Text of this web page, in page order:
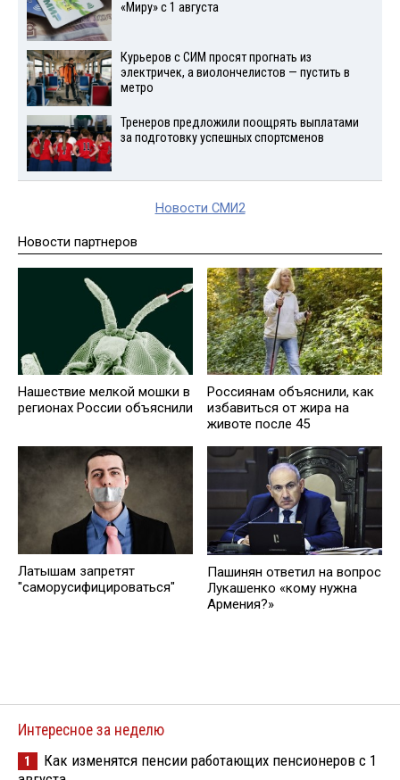
«Миру» с 1 августа
Курьеров с СИМ просят прогнать из
электричек, а виолончелистов — пустить в
метро
Тренеров предложили поощрять выплатами
за подготовку успешных спортсменов
Новости СМИ2
Новости партнеров
Нашествие мелкой мошки в
регионах России объяснили
Россиянам объяснили, как
избавиться от жира на
животе после 45
Латышам запретят
"саморусифицироваться"
Пашинян ответил на вопрос
Лукашенко «кому нужна
Армения?»
Интересное за неделю
1
Как изменятся пенсии работающих пенсионеров с 1